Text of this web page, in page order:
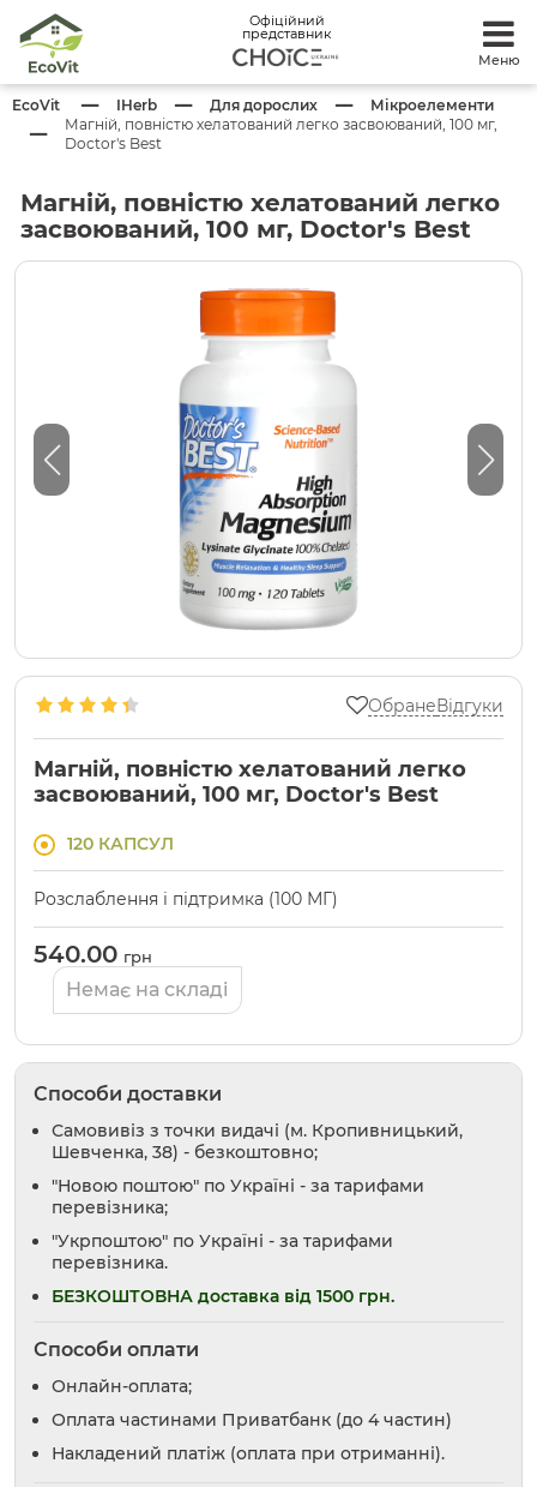
Офіційний
представник
Меню
EcoVit IHerb Для дорослих
Мікроелементи
Магній, повністю хелатований легко засвоюваний, 100 мг,
Doctor's Best
Магній, повністю хелатований легко
засвоюваний, 100 мг, Doctor's Best
ОбранеВідгуки
Магній, повністю хелатований легко
засвоюваний, 100 мг, Doctor's Best
120 КАПСУЛ
Розслаблення і підтримка (100 МГ)
540.00 грн
Немає на складі
Способи доставки
Самовивіз з точки видачі (м. Кропивницький,
Шевченка, 38) - безкоштовно;
"Новою поштою" по Україні - за тарифами
перевізника;
"Укрпоштою" по Україні - за тарифами
перевізника.
БЕЗКОШТОВНА доставка від 1500 грн.
Способи оплати
Онлайн-оплата;
Оплата частинами Приватбанк (до 4 частин)
Накладений платіж (оплата при отриманні).